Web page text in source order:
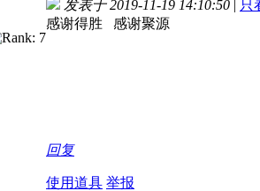
发表于 2019-11-19 14:10:50
只
感谢得胜 感谢聚源
回复
使用道具 举报